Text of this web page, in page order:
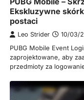
Ekskluzywne
postaci
Leo Strider 10/03/
PUBG Mobile Event
zaprojektowane, aby
przedmioty za